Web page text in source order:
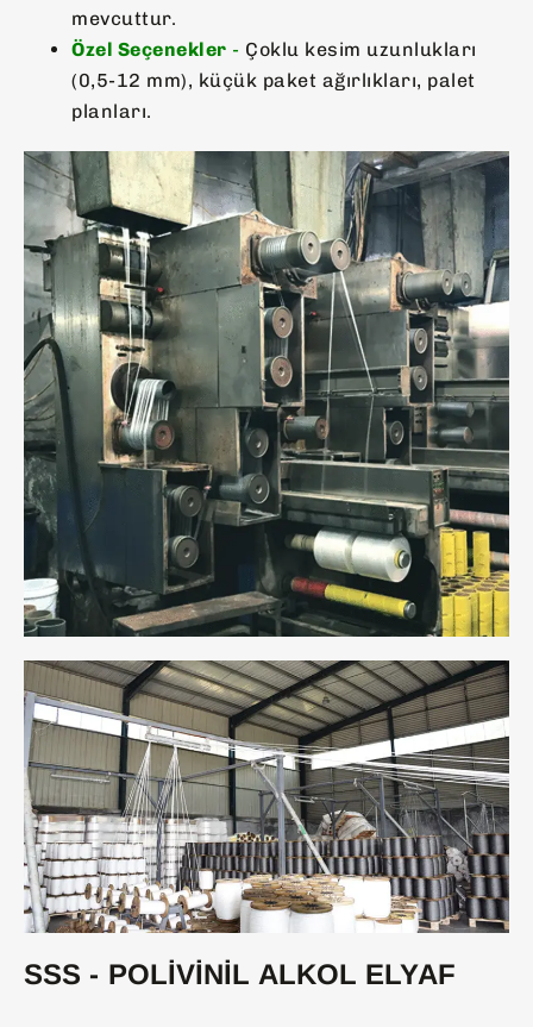
mevcuttur.
Özel Seçenekler - Çoklu kesim uzunlukları
(0,5-12 mm), küçük paket ağırlıkları, palet
planları.
SSS - POLIVINIL ALKOL ELYAF